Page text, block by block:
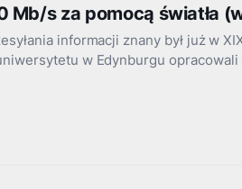
Mb/s za pomocą światła
informacji znany był już w
w Edynburgu